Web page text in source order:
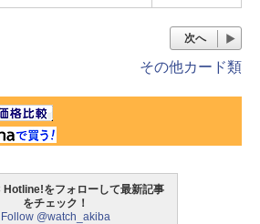
次へ
その他カード類
をフォローして最新記事
をチェック！
Follow @watch_akiba